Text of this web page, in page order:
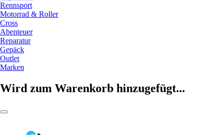
Rennsport
Motorrad & Roller
Cross
Abenteuer
Reparatur
Gepäck
Outlet
Marken
Wird zum Warenkorb hinzugefügt...